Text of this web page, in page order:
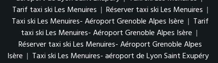
Tarif taxi ski Les Menuires | Réserver taxi ski Les Menuires |
Taxi ski Les Menuires- Aéroport Grenoble Alpes Isère | Tarif
taxi ski Les Menuires- Aéroport Grenoble Alpes Isère |
Réserver taxi ski Les Menuires- Aéroport Grenoble Alpes
Isère | Taxi ski Les Menuires- aéroport de Lyon Saint Exupéry